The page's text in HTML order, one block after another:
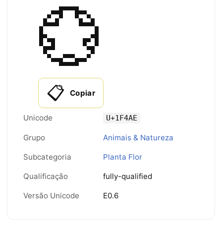
💮
📋 Copiar
Unicode U+1F4AE
Grupo Animais & Natureza
Subcategoria Planta Flor
Qualificação fully-qualified
Versão Unicode E0.6